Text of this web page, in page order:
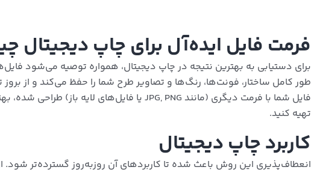
فرمت فایل ایده‌آل برای چاپ دیجیتال
برای دستیابی به بهترین نتیجه در چاپ دیجیتال، همواره توصیه می‌شود
طور کامل ساختار، فونت‌ها، رنگ‌ها و تصاویر طرح شما را حفظ می‌کند و از بروز
تهیه کنید.
کاربرد چاپ دیجیتال
انعطاف‌پذیری این روش باعث شده تا کاربردهای آن روزبه‌روز گسترده‌تر شود.